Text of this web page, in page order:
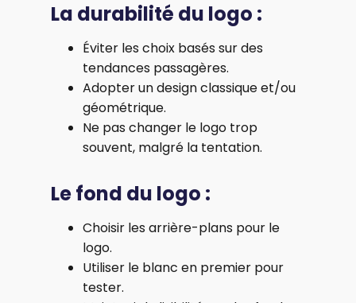
La durabilité du logo :
Éviter les choix basés sur des
tendances passagères.
Adopter un design classique et/ou
géométrique.
Ne pas changer le logo trop
souvent, malgré la tentation.
Le fond du logo :
Choisir les arrière-plans pour le
logo.
Utiliser le blanc en premier pour
tester.